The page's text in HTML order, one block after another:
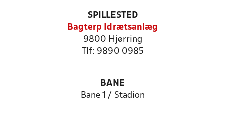
SPILLESTED
Bagterp Idrætsanlæg
9800 Hjørring
Tlf: 9890 0985
BANE
Bane 1 / Stadion